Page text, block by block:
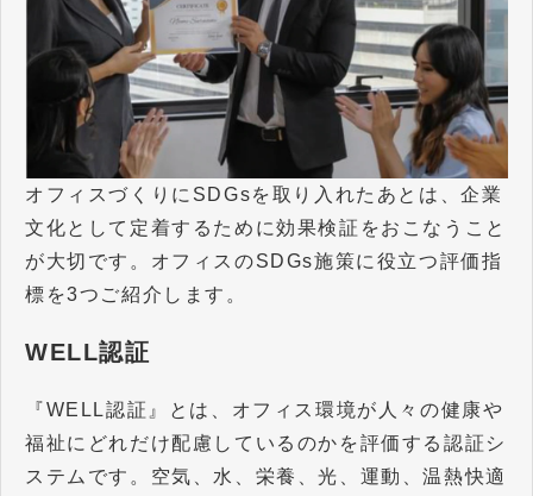
オフィスづくりにSDGsを取り入れたあとは、企業
文化として定着するために効果検証をおこなうこと
が大切です。オフィスのSDGs施策に役立つ評価指
標を3つご紹介します。
WELL認証
『WELL認証』とは、オフィス環境が人々の健康や
福祉にどれだけ配慮しているのかを評価する認証シ
ステムです。空気、水、栄養、光、運動、温熱快適